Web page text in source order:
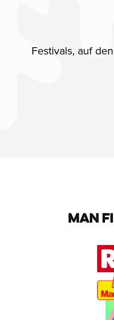
Festivals, auf
MAN